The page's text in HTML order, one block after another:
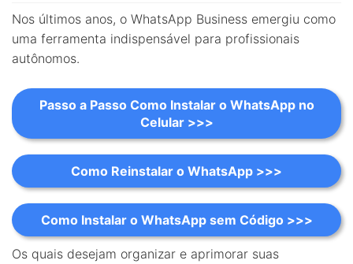
Nos últimos anos, o WhatsApp Business emergiu como
uma ferramenta indispensável para profissionais
autônomos.
Passo a Passo Como Instalar o WhatsApp no
Celular >>>
Como Reinstalar o WhatsApp >>>
Como Instalar o WhatsApp sem Código >>>
Os quais desejam organizar e aprimorar suas